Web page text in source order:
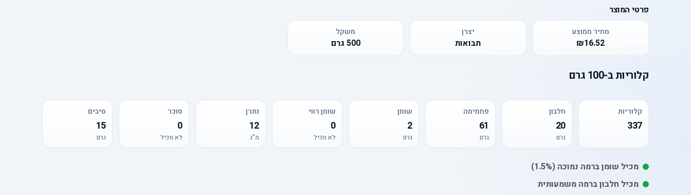
פרטי המוצר
מחיר ממוצע
₪16.52
יצרן
תבואות
משקל
500 גרם
קלוריותב-100 גרם
קלוריות
337
חלבון
20
גרם
פחמימה
61
גרם
שומן
2
גרם
שומן רווי
0
לא מכיל
נתרן
12
מ"ג
סוכר
0
לא מכיל
סיבים
15
גרם
מכיל שומןברמה נמוכה (1.5%)
מכיל חלבון ברמה משמעותית